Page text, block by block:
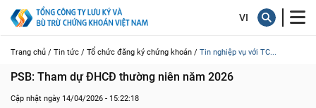
Trang chủ / Tin tức / Tổ chức đăng ký chứng khoán / Tin nghiệp vụ với TC...
PSB: Tham dự ĐHCĐ thường niên năm 2026
Cập nhật ngày 14/04/2026 - 15:22:18